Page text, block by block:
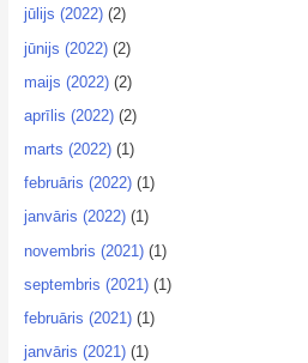
jūlijs (2022)(2)
jūnijs (2022)(2)
maijs (2022)(2)
aprīlis (2022)(2)
marts (2022)(1)
februāris (2022)(1)
janvāris (2022)(1)
novembris (2021)(1)
septembris (2021)(1)
februāris (2021)(1)
janvāris (2021)(1)